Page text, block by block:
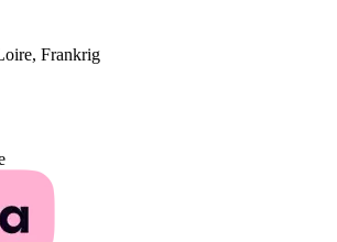
Frankrig